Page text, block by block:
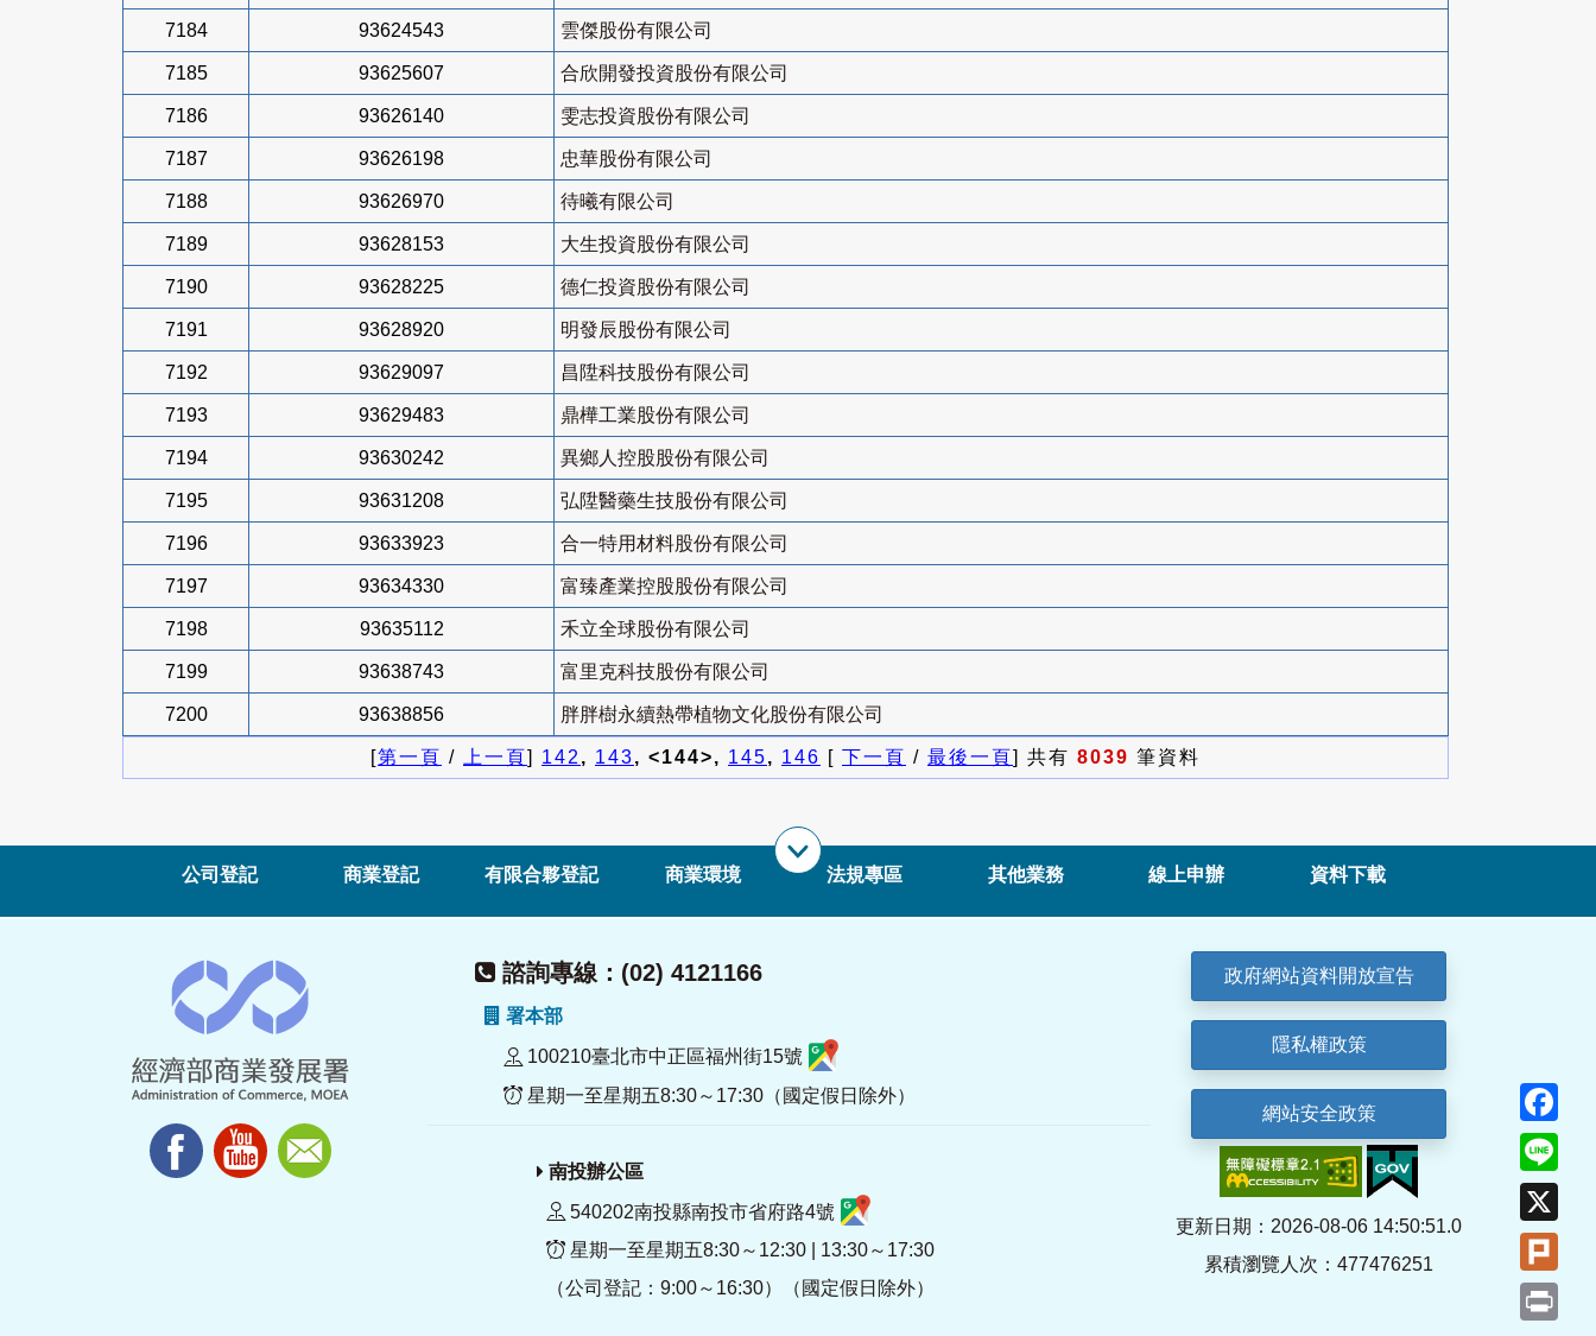
7184 93624543 雲傑股份有限公司
7185 93625607 合欣開發投資股份有限公司
7186 93626140 雯志投資股份有限公司
7187 93626198 忠華股份有限公司
7188 93626970 待曦有限公司
7189 93628153 大生投資股份有限公司
7190 93628225 德仁投資股份有限公司
7191 93628920 明發辰股份有限公司
7192 93629097 昌陞科技股份有限公司
7193 93629483 鼎樺工業股份有限公司
7194 93630242 異鄉人控股股份有限公司
7195 93631208 弘陞醫藥生技股份有限公司
7196 93633923 合一特用材料股份有限公司
7197 93634330 富臻產業控股股份有限公司
7198 93635112 禾立全球股份有限公司
7199 93638743 富里克科技股份有限公司
7200 93638856 胖胖樹永續熱帶植物文化股份有限公司
[第一頁 / 上一頁] 142, 143, <144>, 145, 146 [ 下一頁 / 最後一頁] 共有 8039 筆資料
公司登記 商業登記 有限合夥登記 商業環境 法規專區 其他業務 線上申辦 資料下載
諮詢專線：(02) 4121166
署本部
100210臺北市中正區福州街15號
星期一至星期五8:30～17:30（國定假日除外）
南投辦公區
540202南投縣南投市省府路4號
星期一至星期五8:30～12:30 | 13:30～17:30
（公司登記：9:00～16:30）（國定假日除外）
政府網站資料開放宣告
隱私權政策
網站安全政策
更新日期：2026-08-06 14:50:51.0
累積瀏覽人次：477476251